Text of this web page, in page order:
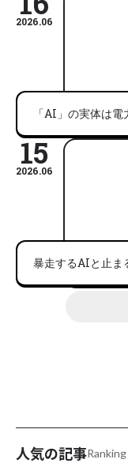
2026.06
「AI」の実体は
15
2026.06
暴走するAIと止ま
人気の記事Ranking